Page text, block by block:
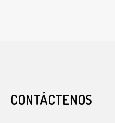
CONTÁCTENOS